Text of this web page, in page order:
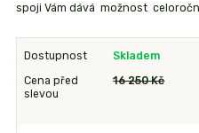
spoji Vám dává možnost
Dostupnost Skladem
Cena před
slevou
16 250 Kč